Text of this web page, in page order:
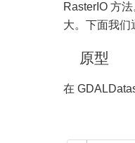
RasterIO 方
大。下面我们
原型
在